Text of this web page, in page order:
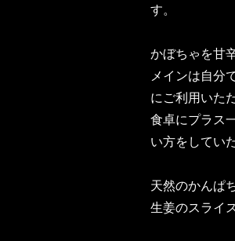
す。
かぼちゃを甘
メインは自分
にご利用いた
食卓にプラス
い方をしてい
天然のかんぱ
生姜のスライ